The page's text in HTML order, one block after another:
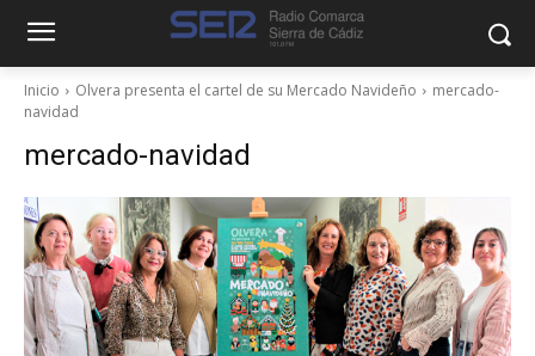
Inicio Olvera presenta el cartel de su Mercado Navideño
mercado-
navidad
mercado-navidad